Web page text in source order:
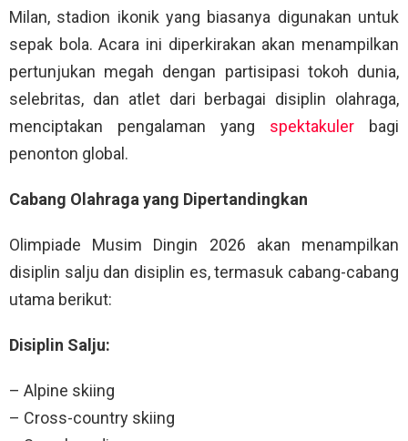
Milan, stadion ikonik yang biasanya digunakan untuk
sepak bola. Acara ini diperkirakan akan menampilkan
pertunjukan megah dengan partisipasi tokoh dunia,
selebritas, dan atlet dari berbagai disiplin olahraga,
menciptakan pengalaman yang spektakuler bagi
penonton global.
Cabang Olahraga yang Dipertandingkan
Olimpiade Musim Dingin 2026 akan menampilkan
disiplin salju dan disiplin es, termasuk cabang-cabang
utama berikut:
Disiplin Salju:
– Alpine skiing
– Cross-country skiing